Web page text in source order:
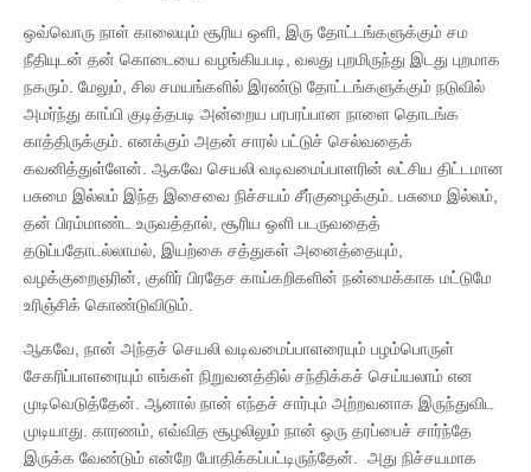
ஒவ்வொரு நாள் காலையும் சூரிய ஒளி, இரு தோட்டங்களுக்கும் சம
நீதியுடன் தன் கொடையை வழங்கியபடி, வலது புறமிருந்து இடது புறமாக
நகரும். மேலும், சில சமயங்களில் இரண்டு தோட்டங்களுக்கும் நடுவில்
அமர்ந்து காப்பி குடித்தபடி அன்றைய பரபரப்பான நாளை தொடங்க
காத்திருக்கும். எனக்கும் அதன் சாரல் பட்டுச் செல்வதைக்
கவனித்துள்ளேன். ஆகவே செயலி வடிவமைப்பாளரின் லட்சிய திட்டமான
பசுமை இல்லம் இந்த இசைவை நிச்சயம் சீர்குழைக்கும். பசுமை இல்லம்,
தன் பிரம்மாண்ட உருவத்தால், சூரிய ஒளி படருவதைத்
தடுப்பதோடல்லாமல், இயற்கை சத்துகள் அனைத்தையும்,
வழக்குறைஞரின், குளிர் பிரதேச காய்கறிகளின் நன்மைக்காக மட்டுமே
உரிஞ்சிக் கொண்டுவிடும்.
ஆகவே, நான் அந்தச் செயலி வடிவமைப்பாளரையும் பழம்பொருள்
சேகரிப்பாளரையும் எங்கள் நிறுவனத்தில் சந்திக்கச் செய்யலாம் என
முடிவெடுத்தேன். ஆனால் நான் எந்தச் சார்பும் அற்றவனாக இருந்துவிட
முடியாது. காரணம், எவ்வித சூழலிலும் நான் ஒரு தரப்பைச் சார்ந்தே
இருக்க வேண்டும் என்றே போதிக்கப்பட்டிருந்தேன். அது நிச்சயமாக